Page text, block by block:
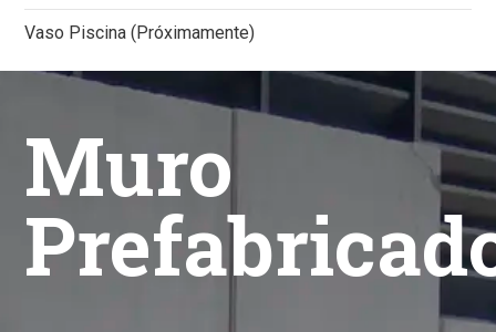
Vaso Piscina (Próximamente)
Muro